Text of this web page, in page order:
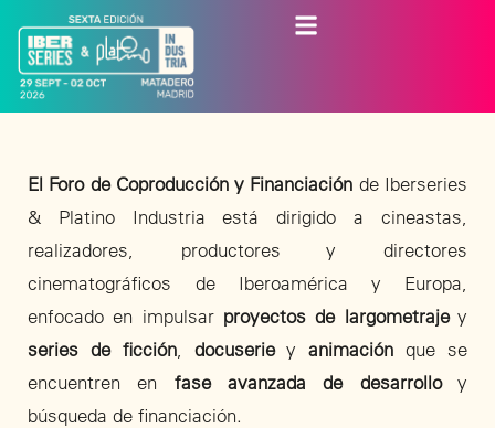
El Foro de Coproducción y Financiación de Iberseries
& Platino Industria está dirigido a cineastas,
realizadores, productores y directores
cinematográficos de Iberoamérica y Europa,
enfocado en impulsar proyectos de largometrajey
series de ficción, docuserieyanimaciónque se
encuentren en fase avanzada de desarrolloy
búsqueda de financiación.